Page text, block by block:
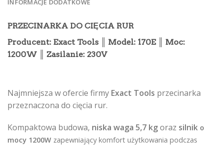
INFORMACJE DODATKOWE
PRZECINARKA DO CIĘCIA RUR
Producent: Exact Tools ║ Model: 170E ║ Moc:
1200W ║ Zasilanie: 230V
Najmniejsza w ofercie firmy Exact Tools przecinarka
przeznaczona do cięcia rur.
Kompaktowa budowa, niska waga 5,7 kgoraz silnik o
mocy 1200W zapewniający komfort użytkowania podczas